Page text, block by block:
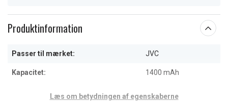
Produktinformation
Passer til mærket: JVC
Kapacitet: 1400 mAh
Læs om betydningen af egenskaberne